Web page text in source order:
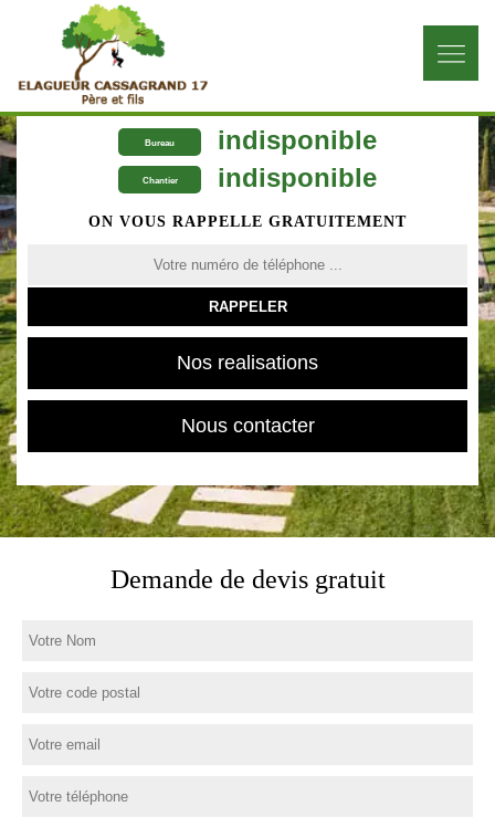
Bureau indisponible
Chantier indisponible
ON VOUS RAPPELLE GRATUITEMENT
Nos realisations
Nous contacter
Demande de devis gratuit